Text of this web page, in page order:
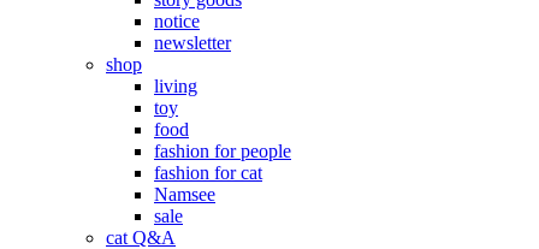
notice
newsletter
shop
living
toy
food
fashion for people
fashion for cat
Namsee
sale
cat Q&A